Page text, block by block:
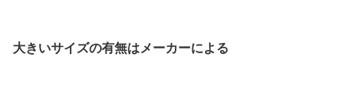
大きいサイズの有無はメーカーによる